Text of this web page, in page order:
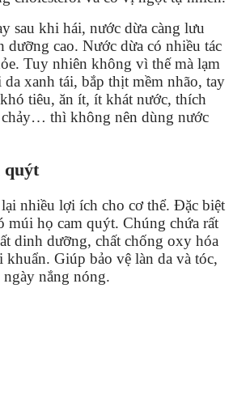
sau khi hái, nước dừa càng lưu
cao. Nước dừa có nhiều tác
Tuy nhiên không vì thế mà lạm
xanh tái, bắp thịt mềm nhão, tay
tiêu, ăn ít, ít khát nước, thích
thì không nên dùng nước
quýt
nhiều lợi ích cho cơ thể. Đặc biệt
múi họ cam quýt. Chúng chứa rất
dinh dưỡng, chất chống oxy hóa
khuẩn. Giúp bảo vệ làn da và tóc,
nắng nóng.